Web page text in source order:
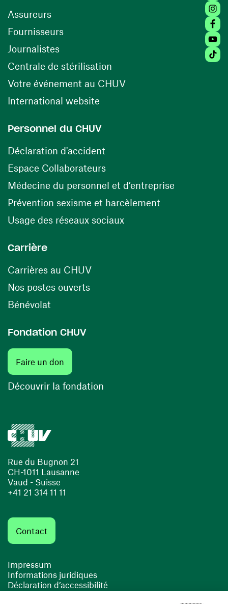
Rue du Bugnon 21
CH-1011 Lausanne
Vaud - Suisse
+41 21 314 11 11
Contact
Impressum
Informations juridiques
Déclaration d’accessibilité
Assureurs
Fournisseurs(ouvre une nouvelle fenêtre)
Journalistes
Centrale de stérilisation (ouvre une nouvelle
Votre événement au CHUV(ouvre une nouvelle
International website
Personnel du CHUV
Déclaration d'accident
Espace Collaborateurs(ouvre une nouvelle fenêtre)
Médecine du personnel et d’entreprise
Prévention sexisme et harcèlement
Usage des réseaux sociaux(ouvre une nouvelle
Carrière
Carrières au CHUV(ouvre une nouvelle fenêtre)
Nos postes ouverts(ouvre une nouvelle fenêtre)
Bénévolat
Fondation CHUV
Faire un don
Découvrir la fondation